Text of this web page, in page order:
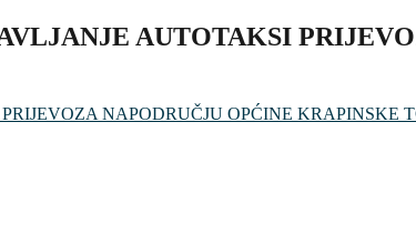
AUTOTAKSI
NAPODRUČJU OPĆINE KRAPINSKE